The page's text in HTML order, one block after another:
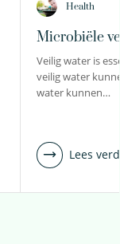
Health
Microbiële
Veilig water is
veilig water
water kunnen…
Lees